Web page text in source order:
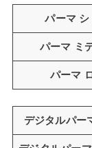
パーマ シ
パーマ ミ
パーマ
デジタルパー